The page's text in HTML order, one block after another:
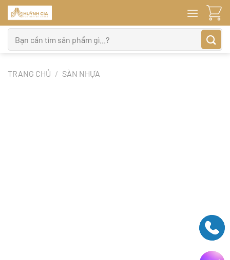
Bỏ
qua
nội
dung
kiếm:
TRANG CHỦ / SÀN NHỰA